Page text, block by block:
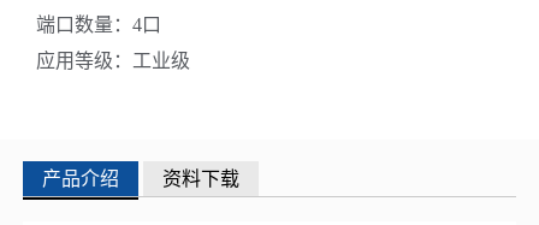
端口数量：4口
应用等级：工业级
产品介绍 资料下载